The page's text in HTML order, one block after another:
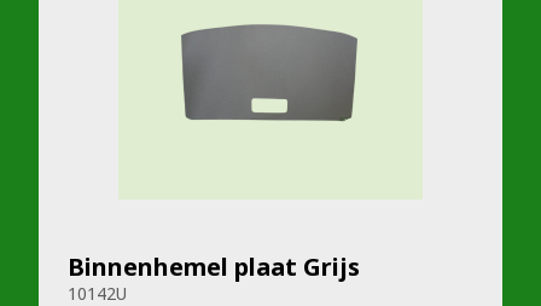
Binnenhemel plaat Grijs
10142U